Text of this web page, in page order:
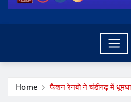
Home फैशन रेनबो ने चंडीगढ़ में